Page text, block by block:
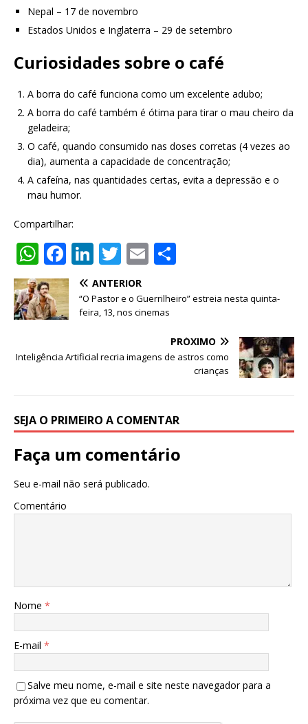
Nepal – 17 de novembro
Estados Unidos e Inglaterra – 29 de setembro
Curiosidades sobre o café
A borra do café funciona como um excelente adubo;
A borra do café também é ótima para tirar o mau cheiro da
geladeira;
O café, quando consumido nas doses corretas (4 vezes ao
dia), aumenta a capacidade de concentração;
A cafeína, nas quantidades certas, evita a depressão e o
mau humor.
Compartilhar:
W
h
at
s
p
F
a
c
e
o
Li
n
k
e
n
T
w
it
te
E
ai
l
ar
ANTERIOR
“O Pastor e o Guerrilheiro” estreia nesta quinta-
feira, 13, nos cinemas
PRÓXIMO
Inteligência Artificial recria imagens de astros como
crianças
SEJA O PRIMEIRO A COMENTAR
Faça um comentário
Seu e-mail não será publicado.
Comentário
Nome *
E-mail *
Salve meu nome, e-mail e site neste navegador para a
próxima vez que eu comentar.